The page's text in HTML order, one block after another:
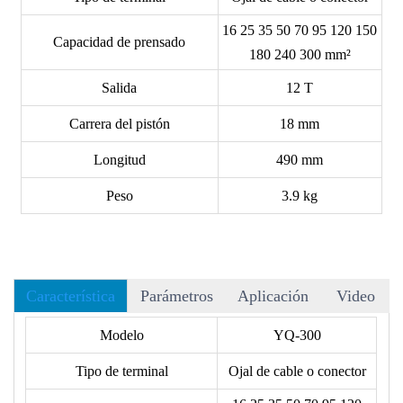
Capacidad de prensado
16 25 35 50 70 95 120 150
180 240 300 mm²
Salida 12 T
Carrera del pistón 18 mm
Longitud 490 mm
Peso 3.9 kg
Característica Parámetros Aplicación Video
Modelo YQ-300
Tipo de terminal Ojal de cable o conector